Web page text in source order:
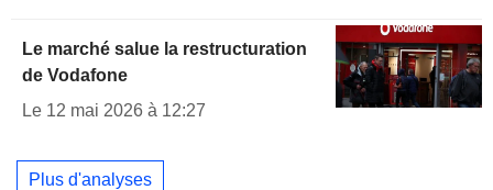
Le marché salue la restructuration
de Vodafone
Le 12 mai 2026 à 12:27
Plus d'analyses